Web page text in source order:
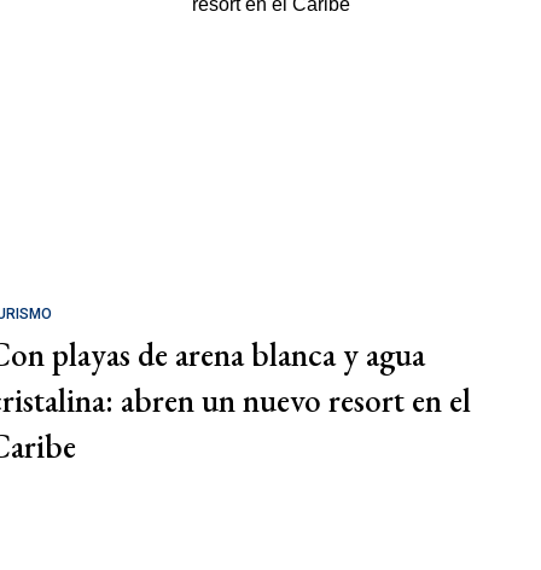
playas de arena blanca y agua
abren un nuevo resort en el